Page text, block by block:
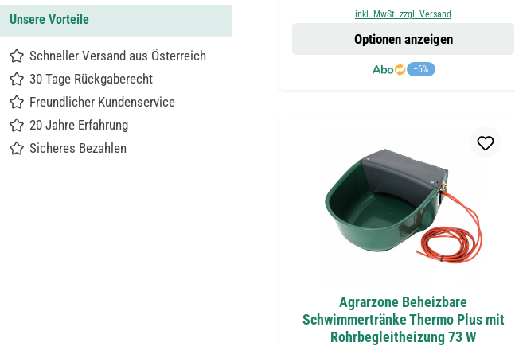
Unsere Vorteile
Schneller Versand aus Österreich
30 Tage Rückgaberecht
Freundlicher Kundenservice
20 Jahre Erfahrung
Sicheres Bezahlen
inkl. MwSt. zzgl. Versand
−6%
Optionen anzeigen
Agrarzone Beheizbare
Schwimmertränke Thermo Plus mit
Rohrbegleitheizung 73 W